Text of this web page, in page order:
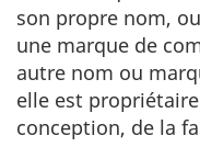
son propre nom,
une marque de
autre nom ou
elle est
conception, de la